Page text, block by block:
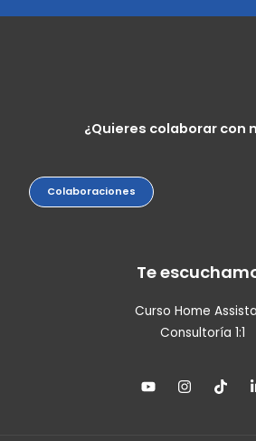
¿Quieres colaborar con
Colaboraciones
Te
Curso Home
Consultoría 1:1